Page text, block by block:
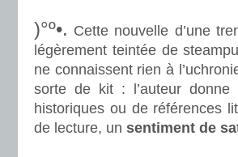
)°º•. Cette nouvelle d’une
légèrement teintée de
ne connaissent rien à
sorte de kit : l’auteur
historiques ou de références
de lecture, un sentiment de